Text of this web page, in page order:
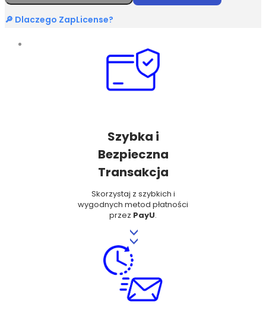
🔎 Dlaczego ZapLicense?
Szybka i
Bezpieczna
Transakcja
Skorzystaj z szybkich i
wygodnych metod płatności
przez PayU.
>>